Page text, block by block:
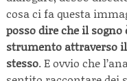
cosa ci fa questa
posso dire che il
strumento attraverso
stesso. E ovvio che